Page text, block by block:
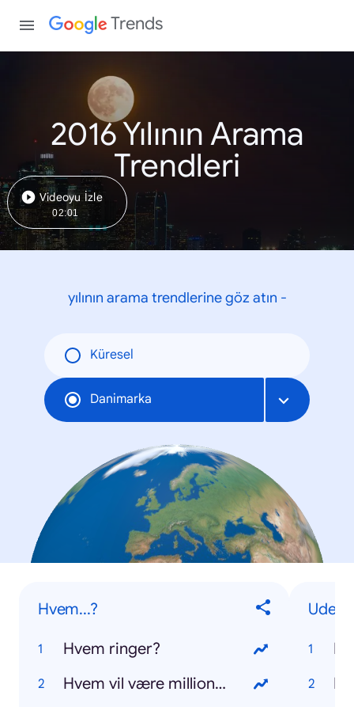
Trends
2016 Yılının Arama
Trendleri
Videoyu İzle
02:01
yılının arama trendlerine göz atın -
Küresel
Danimarka
Hvem...?
Hvem ringer?
Hvem vil være millionær?